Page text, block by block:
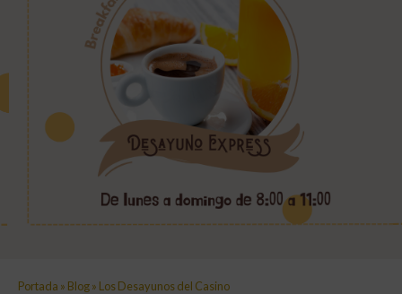
Portada » Blog» Los Desayunos del Casino